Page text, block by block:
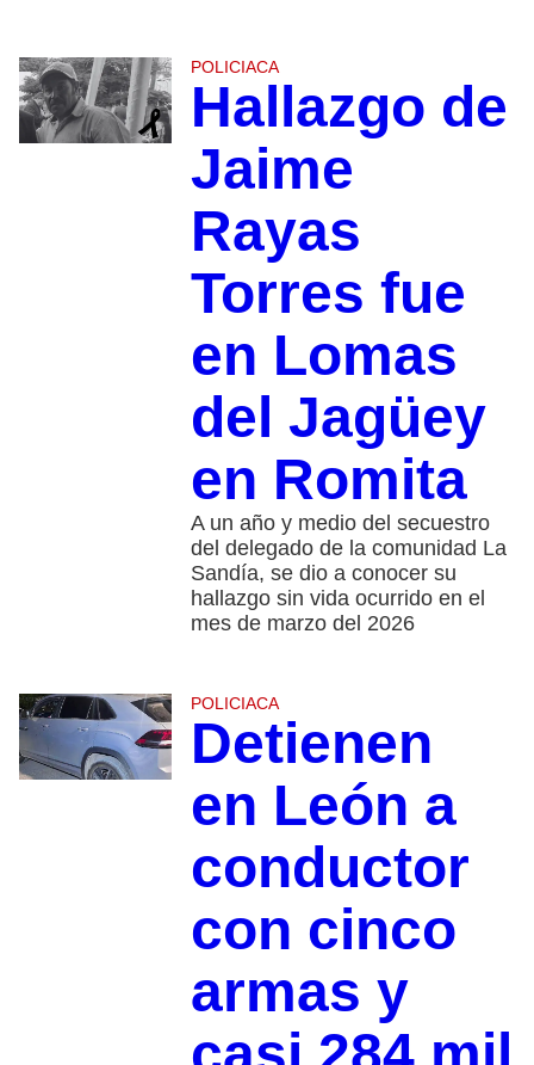
POLICIACA
Hallazgo de
Jaime
Rayas
Torres fue
en Lomas
del Jagüey
en Romita
A un año y medio del secuestro
del delegado de la comunidad La
Sandía, se dio a conocer su
hallazgo sin vida ocurrido en el
mes de marzo del 2026
POLICIACA
Detienen
en León a
conductor
con cinco
armas y